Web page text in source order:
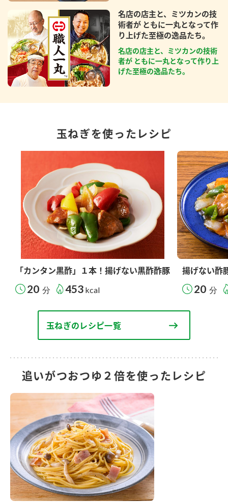
名店の店主と、ミツカンの技
術者が ともに一丸となって作
り上げた至極の逸品たち。
名店の店主と、ミツカンの技術
者が ともに一丸となって作り上
げた至極の逸品たち。
玉ねぎを使ったレシピ
「カンタン黒酢」１本！揚げない黒酢酢豚
20 分 453 kcal
揚げない酢
20 分
玉ねぎのレシピ一覧
追いがつおつゆ２倍を使ったレシピ